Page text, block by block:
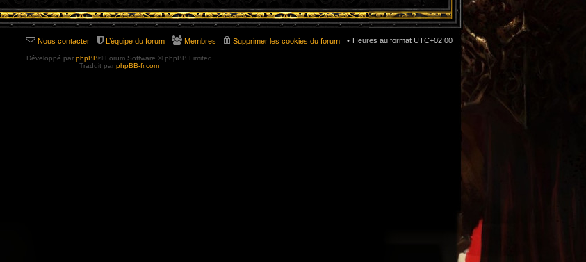
Heures au format UTC+02:00
Supprimer les cookies du forum
Membres
L’équipe du forum
Nous contacter
Développé par phpBB® Forum Software © phpBB Limited
Traduit par phpBB-fr.com